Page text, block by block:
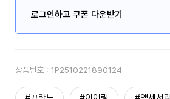
로그인하고 쿠폰 다운받기
상품번호 : 1P2510221890124